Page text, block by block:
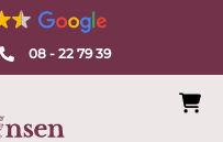
08 - 22 79 39